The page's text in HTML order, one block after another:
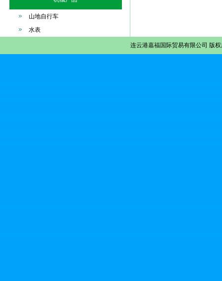
山地自行车
水表
连云港嘉福国际贸易有限公司 版